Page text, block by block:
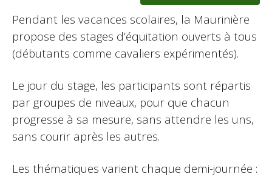
Pendant les vacances scolaires, la Maurinière
propose des stages d’équitation ouverts à tous
(débutants comme cavaliers expérimentés).
Le jour du stage, les participants sont répartis
par groupes de niveaux, pour que chacun
progresse à sa mesure, sans attendre les uns,
sans courir après les autres.
Les thématiques varient chaque demi-journée :